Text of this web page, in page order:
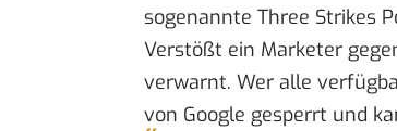
sogenannte Three Strikes
Verstößt ein Marketer
verwarnt. Wer alle
von Google gesperrt und